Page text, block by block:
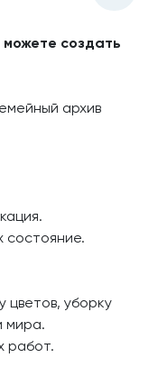
создать
архив
состояние.
цветов, уборку
мира.
работ.